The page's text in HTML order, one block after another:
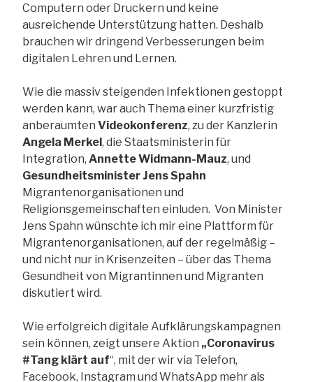
Computern oder Druckern und keine
ausreichende Unterstützung hatten. Deshalb
brauchen wir dringend Verbesserungen beim
digitalen Lehren und Lernen.
Wie die massiv steigenden Infektionen gestoppt
werden kann, war auch Thema einer kurzfristig
anberaumten Videokonferenz, zu der Kanzlerin
Angela Merkel, die Staatsministerin für
Integration, Annette Widmann-Mauz, und
Gesundheitsminister Jens Spahn
Migrantenorganisationen und
Religionsgemeinschaften einluden. Von Minister
Jens Spahn wünschte ich mir eine Plattform für
Migrantenorganisationen, auf der regelmäßig –
und nicht nur in Krisenzeiten – über das Thema
Gesundheit von Migrantinnen und Migranten
diskutiert wird.
Wie erfolgreich digitale Aufklärungskampagnen
sein können, zeigt unsere Aktion „Coronavirus
#Tang klärt auf“, mit der wir via Telefon,
Facebook, Instagram und WhatsApp mehr als